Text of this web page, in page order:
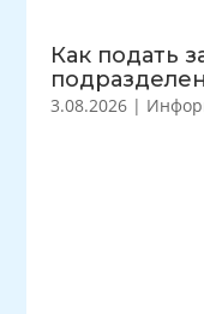
Как подать
3.08.2026 |